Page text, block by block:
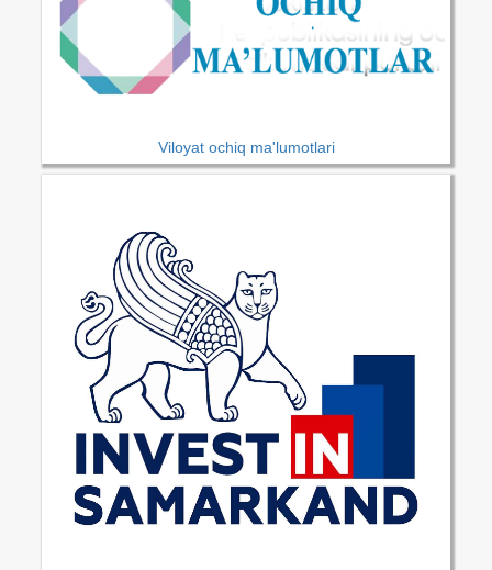
Viloyat ochiq ma'lumotlari